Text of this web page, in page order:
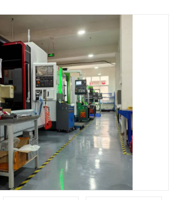
数控精密机加工
机床零件加工
数控机床加工